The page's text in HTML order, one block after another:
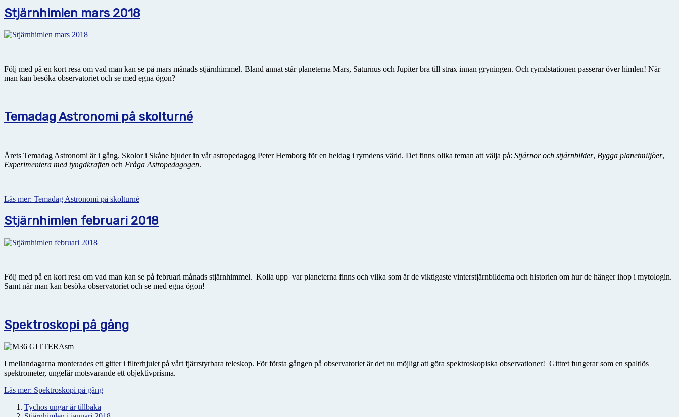
Stjärnhimlen mars 2018
Följ med på en kort resa om vad man kan se på mars månads stjärnhimmel. Bland annat står planeterna Mars, Saturnus och Jupiter bra till strax innan gryningen. Och rymdstationen passerar över himlen! När
man kan besöka observatoriet och se med egna ögon?
Temadag Astronomi på skolturné
Årets Temadag Astronomi är i gång. Skolor i Skåne bjuder in vår astropedagog Peter Hemborg för en heldag i rymdens värld. Det finns olika teman att välja på: Stjärnor och stjärnbilder, Bygga planetmiljöer,
Experimentera med tyngdkraften och Fråga Astropedagogen.
Läs mer: Temadag Astronomi på skolturné
Stjärnhimlen februari 2018
Följ med på en kort resa om vad man kan se på februari månads stjärnhimmel. Kolla upp var planeterna finns och vilka som är de viktigaste vinterstjärnbilderna och historien om hur de hänger ihop i mytologin.
Samt när man kan besöka observatoriet och se med egna ögon!
Spektroskopi på gång
I mellandagarna monterades ett gitter i filterhjulet på vårt fjärrstyrbara teleskop. För första gången på observatoriet är det nu möjligt att göra spektroskopiska observationer! Gittret fungerar som en spaltlös
spektrometer, ungefär motsvarande ett objektivprisma.
Läs mer: Spektroskopi på gång
Tychos ungar är tillbaka